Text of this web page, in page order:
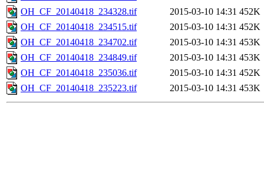
OH_CF_20140418_234328.tif
2015-03-10 14:31 452K
OH_CF_20140418_234515.tif
2015-03-10 14:31 452K
OH_CF_20140418_234702.tif
2015-03-10 14:31 453K
OH_CF_20140418_234849.tif
2015-03-10 14:31 453K
OH_CF_20140418_235036.tif
2015-03-10 14:31 452K
OH_CF_20140418_235223.tif
2015-03-10 14:31 453K